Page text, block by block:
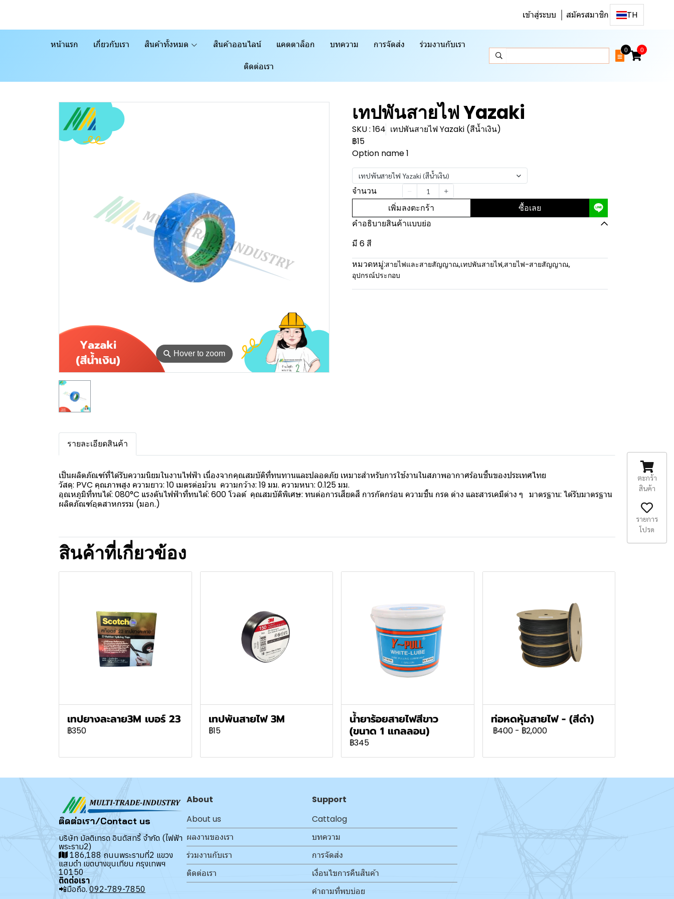
เข้าสู่ระบบ สมัครสมาชิก TH
หน้าแรก เกี่ยวกับเรา สินค้าทั้งหมด สินค้าออนไลน์ แคตตาล็อก บทความ การจัดส่ง ร่วมงานกับเรา
ติดต่อเรา
0 0
⚲ Hover to zoom
เทปพันสายไฟ Yazaki
SKU : 164 เทปพันสายไฟ Yazaki (สีน้ำเงิน)
฿15
Option name 1
เทปพันสายไฟ Yazaki (สีน้ำเงิน)
จำนวน
เพิ่มลงตะกร้า ซื้อเลย
คำอธิบายสินค้าแบบย่อ
มี 6 สี
หมวดหมู่:สายไฟและสายสัญญาณ,เทปพันสายไฟ,สายไฟ-สายสัญญาณ,
อุปกรณ์ประกอบ
รายละเอียดสินค้า
เป็นผลิตภัณฑ์ที่ได้รับความนิยมในงานไฟฟ้า เนื่องจากคุณสมบัติที่ทนทานและปลอดภัย เหมาะสำหรับการใช้งานในสภาพอากาศร้อนชื้นของประเทศไทย
วัสดุ: PVC คุณภาพสูง ความยาว: 10 เมตรต่อม้วน ความกว้าง: 19 มม. ความหนา: 0.125 มม.
อุณหภูมิที่ทนได้: 080°C แรงดันไฟฟ้าที่ทนได้: 600 โวลต์ คุณสมบัติพิเศษ: ทนต่อการเสียดสี การกัดกร่อน ความชื้น กรด ด่าง และสารเคมีต่าง ๆ มาตรฐาน: ได้รับมาตรฐาน
ผลิตภัณฑ์อุตสาหกรรม (มอก.)
สินค้าที่เกี่ยวข้อง
เทปยางละลาย3M เบอร์ 23
฿350
เทปพันสายไฟ 3M
฿15
น้ำยาร้อยสายไฟสีขาว
(ขนาด 1 แกลลอน)
฿345
ท่อหดหุ้มสายไฟ - (สีดำ)
฿400 - ฿2,000
ติดต่อเรา/Contact us
บริษัท มัลติเทรด อินดัสทรี้ จำกัด (ไฟฟ้า
พระราม2)
186,188 ถนนพระรามที่2 แขวง
แสมดำ เขตบางขุนเทียน กรุงเทพฯ
10150
ติดต่อเรา
📲มือถือ. 092-789-7850
About
About us
ผลงานของเรา
ร่วมงานกับเรา
ติดต่อเรา
Support
Cattalog
บทความ
การจัดส่ง
เงื่อนไขการคืนสินค้า
คำถามที่พบบ่อย
ตะกร้า
สินค้า
รายการ
โปรด